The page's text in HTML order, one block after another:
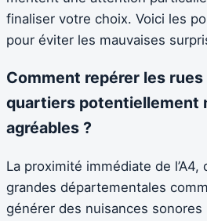
finaliser votre choix. Voici les
pour éviter les mauvaises
Comment repérer les
quartiers potentiellement
agréables ?
La proximité immédiate de l’A4,
grandes départementales
générer des nuisances